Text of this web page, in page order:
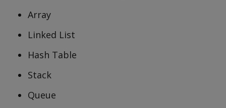
Array
Linked List
Hash Table
Stack
Queue